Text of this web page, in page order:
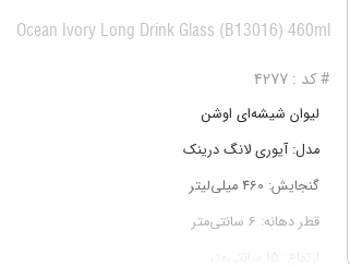
Ocean Ivory Long Drink Glass (B13016) 460ml
# کد : 4277
لیوان شیشه‌ای اوشن
مدل: آیوری لانگ درینک
گنجایش: 460 میلی‌لیتر
قطر دهانه: 6 سانتی‌متر